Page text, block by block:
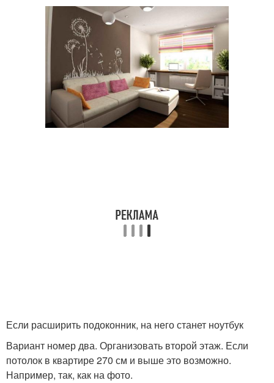
Если расширить подоконник, на него станет ноутбук
Вариант номер два. Организовать второй этаж. Если
потолок в квартире 270 см и выше это возможно.
Например, так, как на фото.